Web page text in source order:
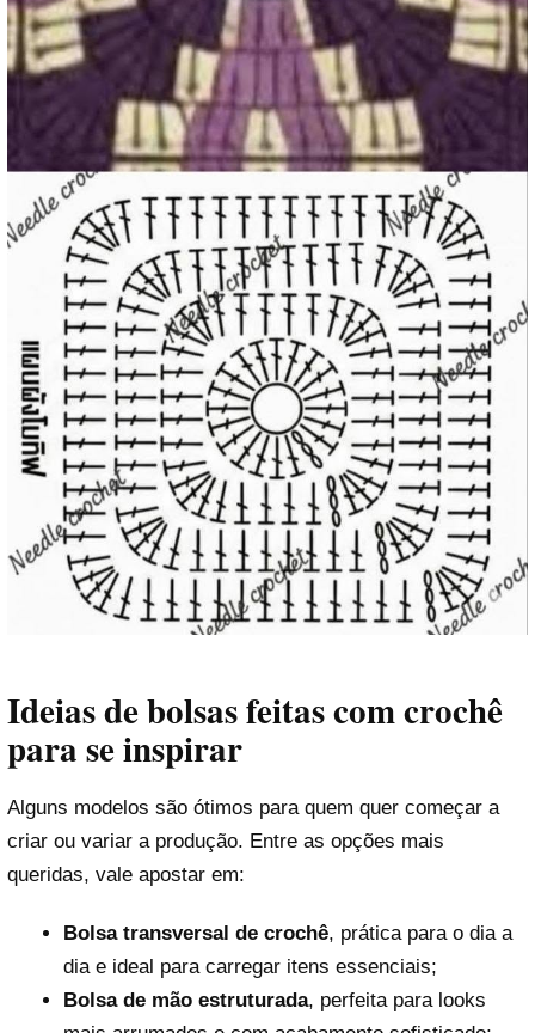
Ideias de bolsas feitas com crochê
para se inspirar
Alguns modelos são ótimos para quem quer começar a
criar ou variar a produção. Entre as opções mais
queridas, vale apostar em:
Bolsa transversal de crochê, prática para o dia a
dia e ideal para carregar itens essenciais;
Bolsa de mão estruturada, perfeita para looks